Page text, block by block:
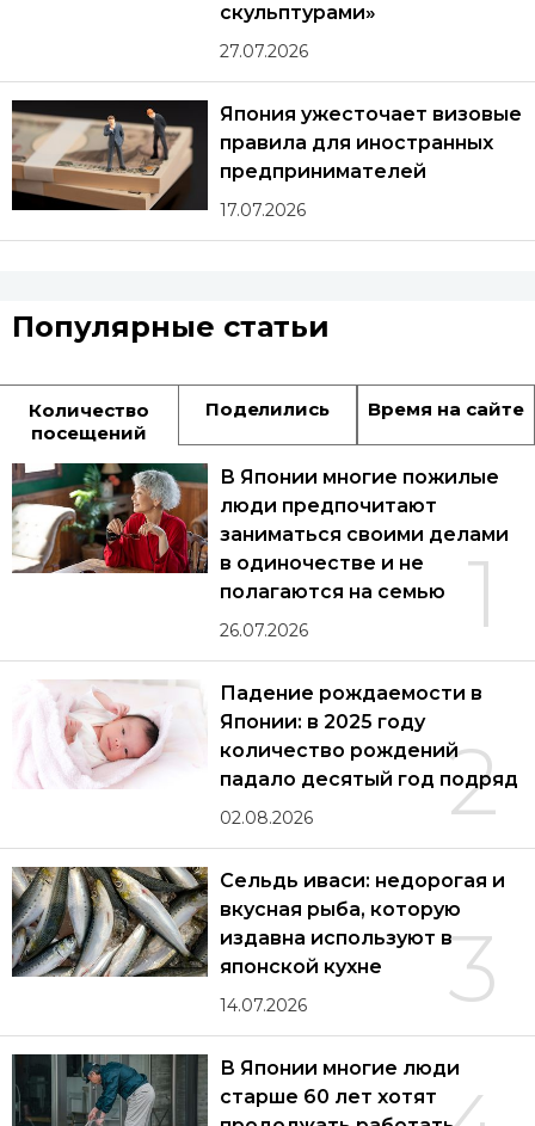
скульптурами»
27.07.2026
Япония ужесточает визовые
правила для иностранных
предпринимателей
17.07.2026
Популярные статьи
Количество
посещений
Поделились Время на сайте
1
В Японии многие пожилые
люди предпочитают
заниматься своими делами
в одиночестве и не
полагаются на семью
26.07.2026
2
Падение рождаемости в
Японии: в 2025 году
количество рождений
падало десятый год подряд
02.08.2026
3
Сельдь иваси: недорогая и
вкусная рыба, которую
издавна используют в
японской кухне
14.07.2026
В Японии многие люди
старше 60 лет хотят